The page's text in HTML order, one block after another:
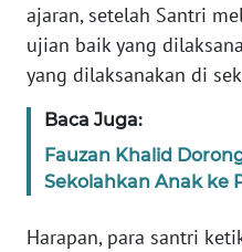
ajaran, setelah Santri
ujian baik yang
yang dilaksanakan di
Baca Juga:
Fauzan Khalid
Sekolahkan Anak ke
Harapan, para santri
WN
JAMBI
WN
WN